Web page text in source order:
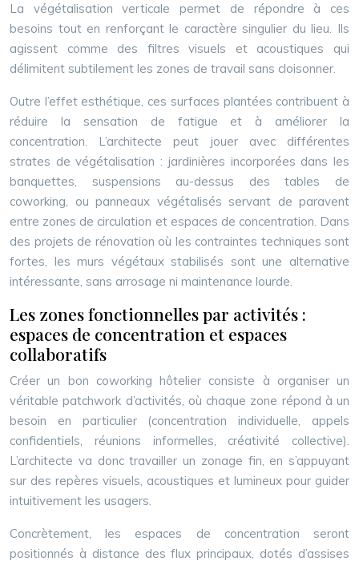
La végétalisation verticale permet de répondre à ces
besoins tout en renforçant le caractère singulier du lieu. Ils
agissent comme des filtres visuels et acoustiques qui
délimitent subtilement les zones de travail sans cloisonner.
Outre l’effet esthétique, ces surfaces plantées contribuent à
réduire la sensation de fatigue et à améliorer la
concentration. L’architecte peut jouer avec différentes
strates de végétalisation : jardinières incorporées dans les
banquettes, suspensions au-dessus des tables de
coworking, ou panneaux végétalisés servant de paravent
entre zones de circulation et espaces de concentration. Dans
des projets de rénovation où les contraintes techniques sont
fortes, les murs végétaux stabilisés sont une alternative
intéressante, sans arrosage ni maintenance lourde.
Les zones fonctionnelles par activités :
espaces de concentration et espaces
collaboratifs
Créer un bon coworking hôtelier consiste à organiser un
véritable patchwork d’activités, où chaque zone répond à un
besoin en particulier (concentration individuelle, appels
confidentiels, réunions informelles, créativité collective).
L’architecte va donc travailler un zonage fin, en s’appuyant
sur des repères visuels, acoustiques et lumineux pour guider
intuitivement les usagers.
Concrètement, les espaces de concentration seront
positionnés à distance des flux principaux, dotés d’assises